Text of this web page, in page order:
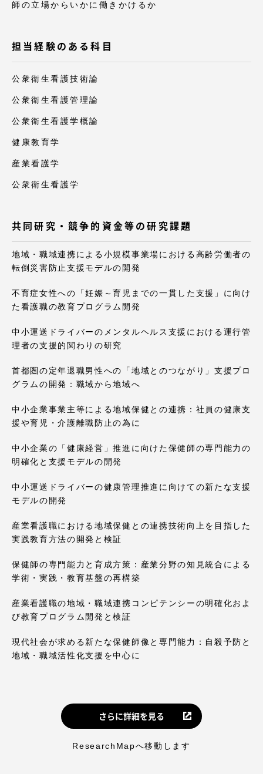
師の立場からいかに働きかけるか
担当経験のある科目
公衆衛生看護技術論
公衆衛生看護管理論
公衆衛生看護学概論
健康教育学
産業看護学
公衆衛生看護学
共同研究・競争的資金等の研究課題
地域・職域連携による小規模事業場における高齢労働者の
転倒災害防止支援モデルの開発
不育症女性への「妊娠～育児までの一貫した支援」に向け
た看護職の教育プログラム開発
中小運送ドライバーのメンタルヘルス支援における運行管
理者の支援的関わりの研究
首都圏の定年退職男性への「地域とのつながり」支援プロ
グラムの開発：職域から地域へ
中小企業事業主等による地域保健との連携：社員の健康支
援や育児・介護離職防止の為に
中小企業の「健康経営」推進に向けた保健師の専門能力の
明確化と支援モデルの開発
中小運送ドライバーの健康管理推進に向けての新たな支援
モデルの開発
産業看護職における地域保健との連携技術向上を目指した
実践教育方法の開発と検証
保健師の専門能力と育成方策：産業分野の知見統合による
学術・実践・教育基盤の再構築
産業看護職の地域・職域連携コンピテンシーの明確化およ
び教育プログラム開発と検証
現代社会が求める新たな保健師像と専門能力：自殺予防と
地域・職域活性化支援を中心に
さらに詳細を見る
ResearchMapへ移動します